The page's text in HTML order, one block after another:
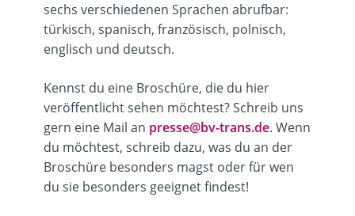
sechs verschiedenen Sprachen abrufbar:
türkisch, spanisch, französisch, polnisch,
englisch und deutsch.
Kennst du eine Broschüre, die du hier
veröffentlicht sehen möchtest? Schreib uns
gern eine Mail an presse@bv-trans.de. Wenn
du möchtest, schreib dazu, was du an der
Broschüre besonders magst oder für wen
du sie besonders geeignet findest!